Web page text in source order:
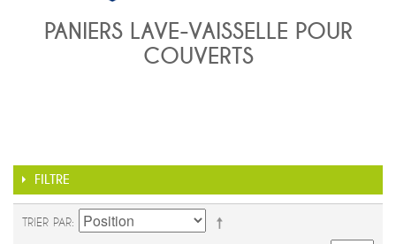
PANIERS LAVE-VAISSELLE POUR
COUVERTS
FILTRE
TRIER PAR